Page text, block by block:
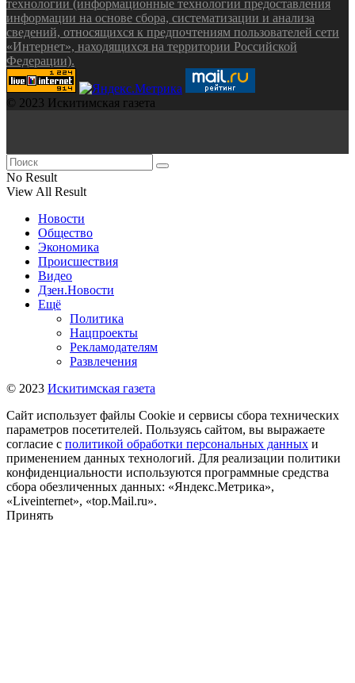
технологии (информационные технологии предоставления
информации на основе сбора, систематизации и анализа
сведений, относящихся к предпочтениям пользователей сети
«Интернет», находящихся на территории Российской
Федерации).
© 2023 Искитимская газета
No Result
View All Result
Новости
Общество
Экономика
Происшествия
Видео
Дзен.Новости
Ещё
Политика
Нацпроекты
Рекламодателям
Развлечения
© 2023 Искитимская газета
Сайт использует файлы Cookie и сервисы сбора технических
параметров посетителей. Пользуясь сайтом, вы выражаете
согласие с политикой обработки персональных данных и
применением данных технологий. Для реализации политики
конфиденциальности используются программные средства
сбора обезличенных данных: «Яндекс.Метрика»,
«Liveinternet», «top.Mail.ru».
Принять